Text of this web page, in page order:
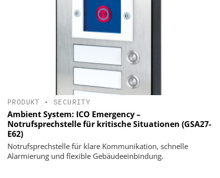
PRODUKT • SECURITY
Ambient System: ICO Emergency –
Notrufsprechstelle für kritische Situationen (GSA27-
E62)
Notrufsprechstelle für klare Kommunikation, schnelle
Alarmierung und flexible Gebäudeeinbindung.